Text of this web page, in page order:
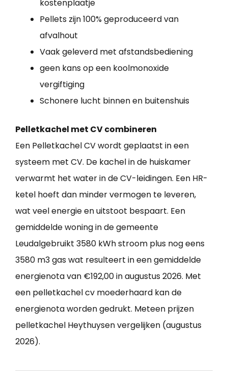
kostenplaatje
Pellets zijn 100% geproduceerd van
afvalhout
Vaak geleverd met afstandsbediening
geen kans op een koolmonoxide
vergiftiging
Schonere lucht binnen en buitenshuis
Pelletkachel met CV combineren
Een Pelletkachel CV wordt geplaatst in een
systeem met CV. De kachel in de huiskamer
verwarmt het water in de CV-leidingen. Een HR-
ketel hoeft dan minder vermogen te leveren,
wat veel energie en uitstoot bespaart. Een
gemiddelde woning in de gemeente
Leudalgebruikt 3580 kWh stroom plus nog eens
3580 m3 gas wat resulteert in een gemiddelde
energienota van €192,00 in augustus 2026. Met
een pelletkachel cv moederhaard kan de
energienota worden gedrukt. Meteen prijzen
pelletkachel Heythuysen vergelijken (augustus
2026).